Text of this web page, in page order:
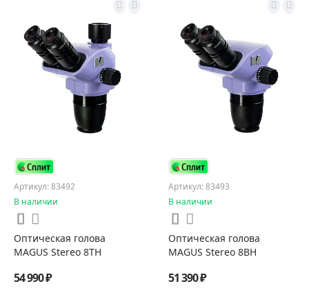
Артикул: 83492
В наличии
Оптическая голова
MAGUS Stereo 8TH
54 990 ₽
Артикул: 83493
В наличии
Оптическая голова
MAGUS Stereo 8BH
51 390 ₽